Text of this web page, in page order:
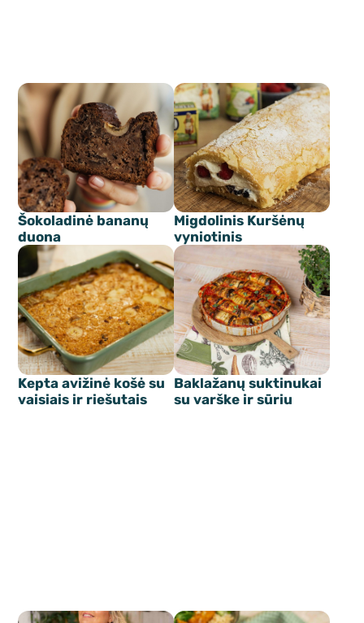
Šokoladinė bananų
duona
Migdolinis Kuršėnų
vyniotinis
Kepta avižinė košė su
vaisiais ir riešutais
Baklažanų suktinukai
su varške ir sūriu